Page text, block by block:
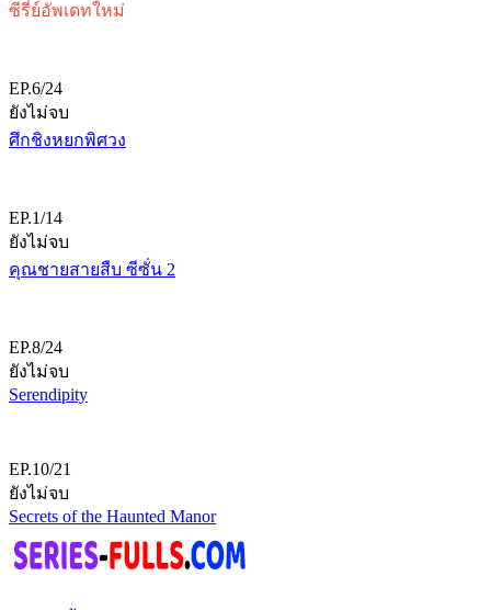
ซีรี่ย์อัพเดทใหม่
EP.6/24
ยังไม่จบ
ศึกชิงหยกพิศวง
EP.1/14
ยังไม่จบ
คุณชายสายสืบ ซีซั่น 2
EP.8/24
ยังไม่จบ
Serendipity
EP.10/21
ยังไม่จบ
Secrets of the Haunted Manor